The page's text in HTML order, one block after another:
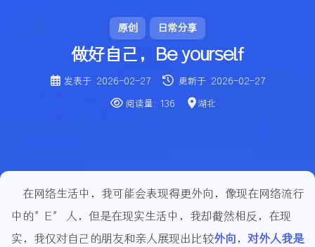
原创 日常分享
做好自己，Be yourself
发表于 2026-02-27 更新于 2026-02-27
阅读量: 136 湖北
在网络生活中，我可能会表现得更外向，像现在网络流行
中的”E” 人，但是在现实生活中，我却截然相反，在现
实，我仅对自己的朋友和亲人展现出比较外向 ， 对外人我是